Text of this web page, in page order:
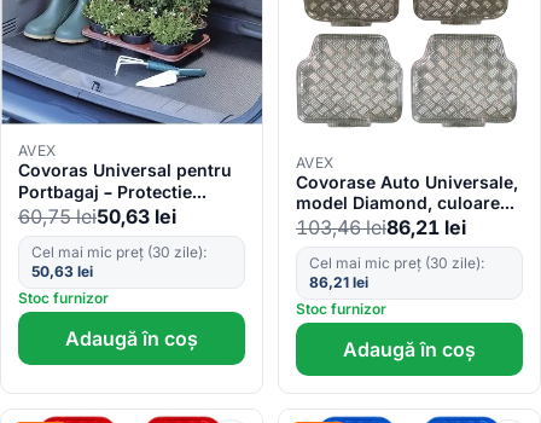
AVEX
Covoras Universal pentru
Portbagaj – Protectie
Antiderapanta, dimensiune
100 x 80cm
60,75lei50,63 lei
Cel mai mic preț (30 zile):
50,63 lei
Stoc furnizor
Adaugă în coș
AVEX
Covorase Auto Universale,
model Diamond, culoare
Crom Carbon
103,46lei86,21 lei
Cel mai mic preț (30 zile):
86,21 lei
Stoc furnizor
Adaugă în coș